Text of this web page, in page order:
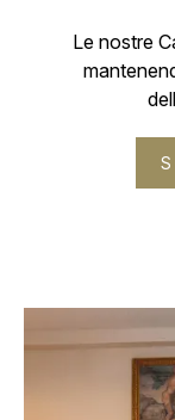
Le nostre